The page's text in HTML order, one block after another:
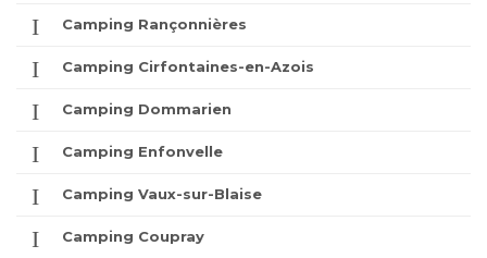
Camping Rançonnières
Camping Cirfontaines-en-Azois
Camping Dommarien
Camping Enfonvelle
Camping Vaux-sur-Blaise
Camping Coupray